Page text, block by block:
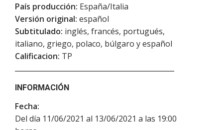
País producción: España/Italia
Versión original: español
Subtitulado: inglés, francés, portugués,
italiano, griego, polaco, búlgaro y español
Calificacion: TP
INFORMACIÓN
Fecha:
Del día 11/06/2021 al 13/06/2021 a las 19:00